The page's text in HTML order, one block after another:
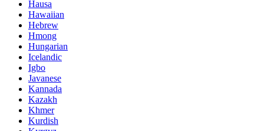
Hausa
Hawaiian
Hebrew
Hmong
Hungarian
Icelandic
Igbo
Javanese
Kannada
Kazakh
Khmer
Kurdish